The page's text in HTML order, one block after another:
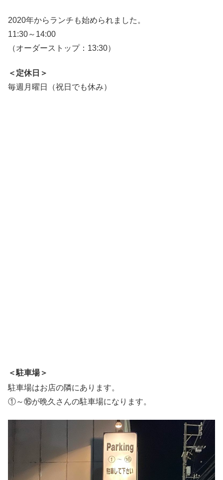
2020年からランチも始められました。
11:30～14:00
（オーダーストップ：13:30）
＜定休日＞
毎週月曜日（祝日でも休み）
＜駐車場＞
駐車場はお店の隣にあります。
①～⑯が晩久さんの駐車場になります。